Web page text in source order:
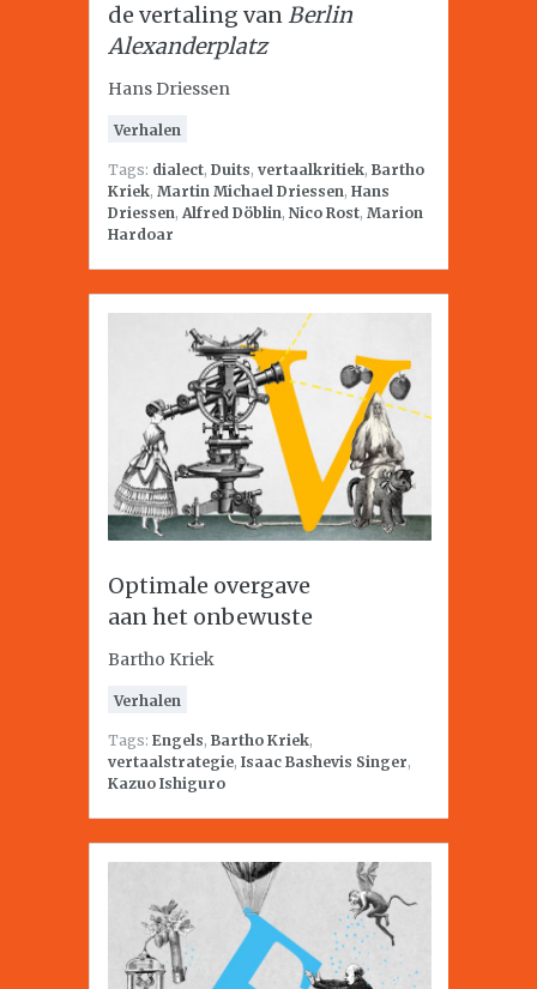
de vertaling vanBerlin
Alexanderplatz
Hans Driessen
Verhalen
Tags: dialect, Duits, vertaalkritiek, Bartho
Kriek, Martin Michael Driessen, Hans
Driessen, Alfred Döblin, Nico Rost, Marion
Hardoar
Optimale overgave
aan het onbewuste
Bartho Kriek
Verhalen
Tags: Engels, Bartho Kriek,
vertaalstrategie, Isaac Bashevis Singer,
Kazuo Ishiguro